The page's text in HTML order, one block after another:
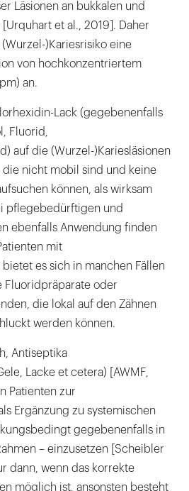
Läsionen an bukkalen und
et al., 2019]. Daher
)Kariesrisiko eine
von hochkonzentriertem
an.
Lack (gegebenenfalls
Fluorid,
auf die (Wurzel-)Kariesläsionen
die nicht mobil sind und keine
können, als wirksam
pflegebedürftigen und
ebenfalls Anwendung finden
mit
es sich in manchen Fällen
Fluoridpräparate oder
die lokal auf den Zähnen
werden können.
Antiseptika
Lacke et cetera) [AWMF,
Patienten zur
Ergänzung zu systemischen
gegebenenfalls in
– einzusetzen [Scheibler
dann, wenn das korrekte
möglich ist, ansonsten besteht